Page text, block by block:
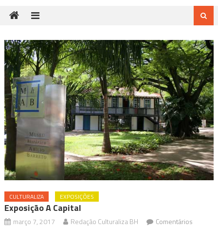
CULTURALIZA EXPOSIÇÕES
Exposição A Capital
março 7, 2017 Redação Culturaliza BH
Comentários